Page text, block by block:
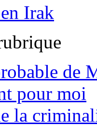
Irak
de
pour moi
la